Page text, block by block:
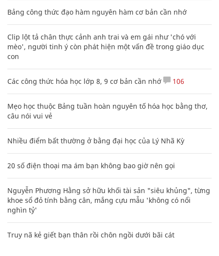
Bảng công thức đạo hàm nguyên hàm cơ bản cần nhớ
Clip lột tả chân thực cảnh anh trai và em gái như 'chó với
mèo', người tinh ý còn phát hiện một vấn đề trong giáo dục
con
Các công thức hóa học lớp 8, 9 cơ bản cần nhớ 106
Mẹo học thuộc Bảng tuần hoàn nguyên tố hóa học bằng thơ,
câu nói vui vẻ
Nhiều điểm bất thường ở bằng đại học của Lý Nhã Kỳ
20 số điện thoại ma ám bạn không bao giờ nên gọi
Nguyễn Phương Hằng sở hữu khối tài sản "siêu khủng", từng
khoe sổ đỏ tính bằng cân, mắng cựu mẫu 'không có nổi
nghìn tỷ'
Truy nã kẻ giết bạn thân rồi chôn ngồi dưới bãi cát